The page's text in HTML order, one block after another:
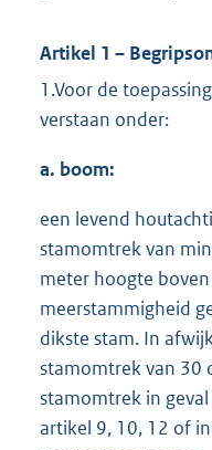
Artikel 1 –
1.Voor de
verstaan onder:
a. boom:
een levend
stamomtrek van
meter hoogte
meerstammigheid
dikste stam. In
stamomtrek van 30
stamomtrek in
artikel 9, 10, 12 of